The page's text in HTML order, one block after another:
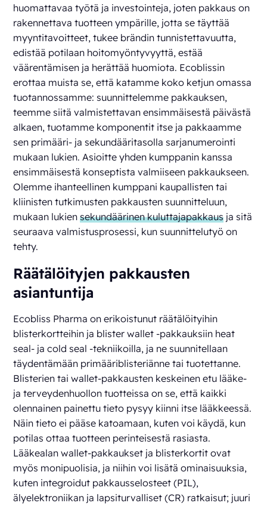
huomattavaa työtä ja investointeja, joten pakkaus on
rakennettava tuotteen ympärille, jotta se täyttää
myyntitavoitteet, tukee brändin tunnistettavuutta,
edistää potilaan hoitomyöntyvyyttä, estää
väärentämisen ja herättää huomiota. Ecoblissin
erottaa muista se, että katamme koko ketjun omassa
tuotannossamme: suunnittelemme pakkauksen,
teemme siitä valmistettavan ensimmäisestä päivästä
alkaen, tuotamme komponentit itse ja pakkaamme
sen primääri- ja sekundääritasolla sarjanumerointi
mukaan lukien. Asioitte yhden kumppanin kanssa
ensimmäisestä konseptista valmiiseen pakkaukseen.
Olemme ihanteellinen kumppani kaupallisten tai
kliinisten tutkimusten pakkausten suunnitteluun,
mukaan lukiensekundäärinen kuluttajapakkaus ja sitä
seuraava valmistusprosessi, kun suunnittelutyö on
tehty.
Räätälöityjen pakkausten
asiantuntija
Ecobliss Pharma on erikoistunut räätälöityihin
blisterkortteihin ja blister wallet -pakkauksiin heat
seal- ja cold seal -tekniikoilla, ja ne suunnitellaan
täydentämään primääriblisteriänne tai tuotettanne.
Blisterien tai wallet-pakkausten keskeinen etu lääke-
ja terveydenhuollon tuotteissa on se, että kaikki
olennainen painettu tieto pysyy kiinni itse lääkkeessä.
Näin tieto ei pääse katoamaan, kuten voi käydä, kun
potilas ottaa tuotteen perinteisestä rasiasta.
Lääkealan wallet-pakkaukset ja blisterkortit ovat
myös monipuolisia, ja niihin voi lisätä ominaisuuksia,
kuten integroidut pakkausselosteet (PIL),
älyelektroniikan ja lapsiturvalliset (CR) ratkaisut; juuri